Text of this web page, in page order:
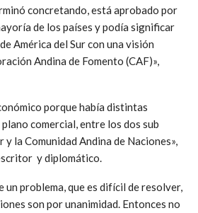
concretando, está aprobado por
de los países y podía significar
América del Sur con una visión
Andina de Fomento (CAF)»,
porque había distintas
comercial, entre los dos sub
la Comunidad Andina de Naciones»,
y diplomático.
un problema, que es difícil de resolver,
son por unanimidad. Entonces no